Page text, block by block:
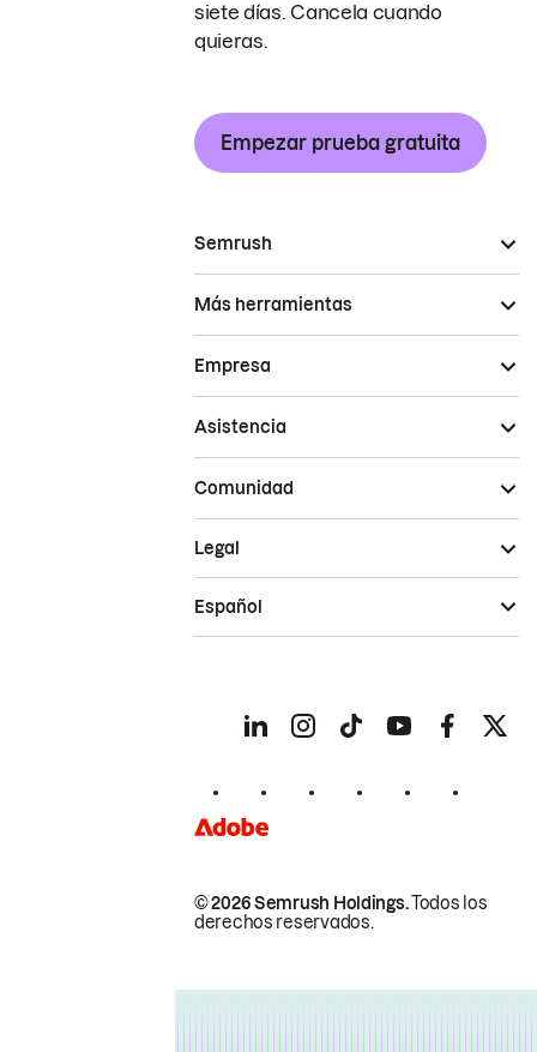
siete días. Cancela cuando
quieras.
Empezar prueba gratuita
Semrush
Más herramientas
Empresa
Asistencia
Comunidad
© 2026 Semrush Holdings.Todos los
derechos reservados.
Legal
Español